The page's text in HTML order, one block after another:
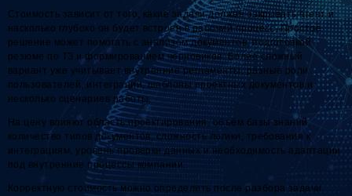
Стоимость зависит от того, какие задачи должен закрывать агент и
насколько глубоко он будет встроен в рабочий процесс. Простое
решение может помогать с анализом документов, подготовкой
резюме по ТЗ и формированием черновиков. Более сложный
вариант уже учитывает внутренние регламенты, разные роли
пользователей, интеграции, шаблоны проектных документов и
несколько сценариев работы.
На цену влияют область проектирования, объём базы знаний,
количество типов документов, сложность логики, требования к
интеграциям, уровень проверки данных и необходимость адаптации
под внутренние процессы компании.
Корректную стоимость можно определить после разбора задачи.